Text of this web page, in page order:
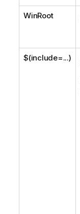
WinRoot
$(include=...)